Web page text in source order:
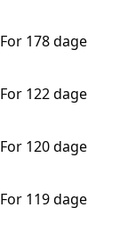
For 178 dage
For 122 dage
For 120 dage
For 119 dage